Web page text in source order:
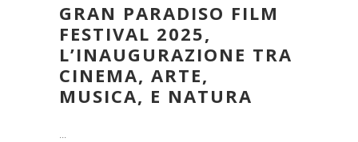
GRAN PARADISO FILM
FESTIVAL 2025,
L’INAUGURAZIONE TRA
CINEMA, ARTE,
MUSICA, E NATURA
...